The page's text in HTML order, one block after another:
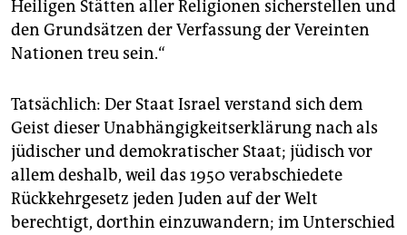
Heiligen Stätten aller Religionen sicherstellen und
den Grundsätzen der Verfassung der Vereinten
Nationen treu sein.“
Tatsächlich: Der Staat Israel verstand sich dem
Geist dieser Unabhängigkeitserklärung nach als
jüdischer und demokratischer Staat; jüdisch vor
allem deshalb, weil das 1950 verabschiedete
Rückkehrgesetz jeden Juden auf der Welt
berechtigt, dorthin einzuwandern; im Unterschied